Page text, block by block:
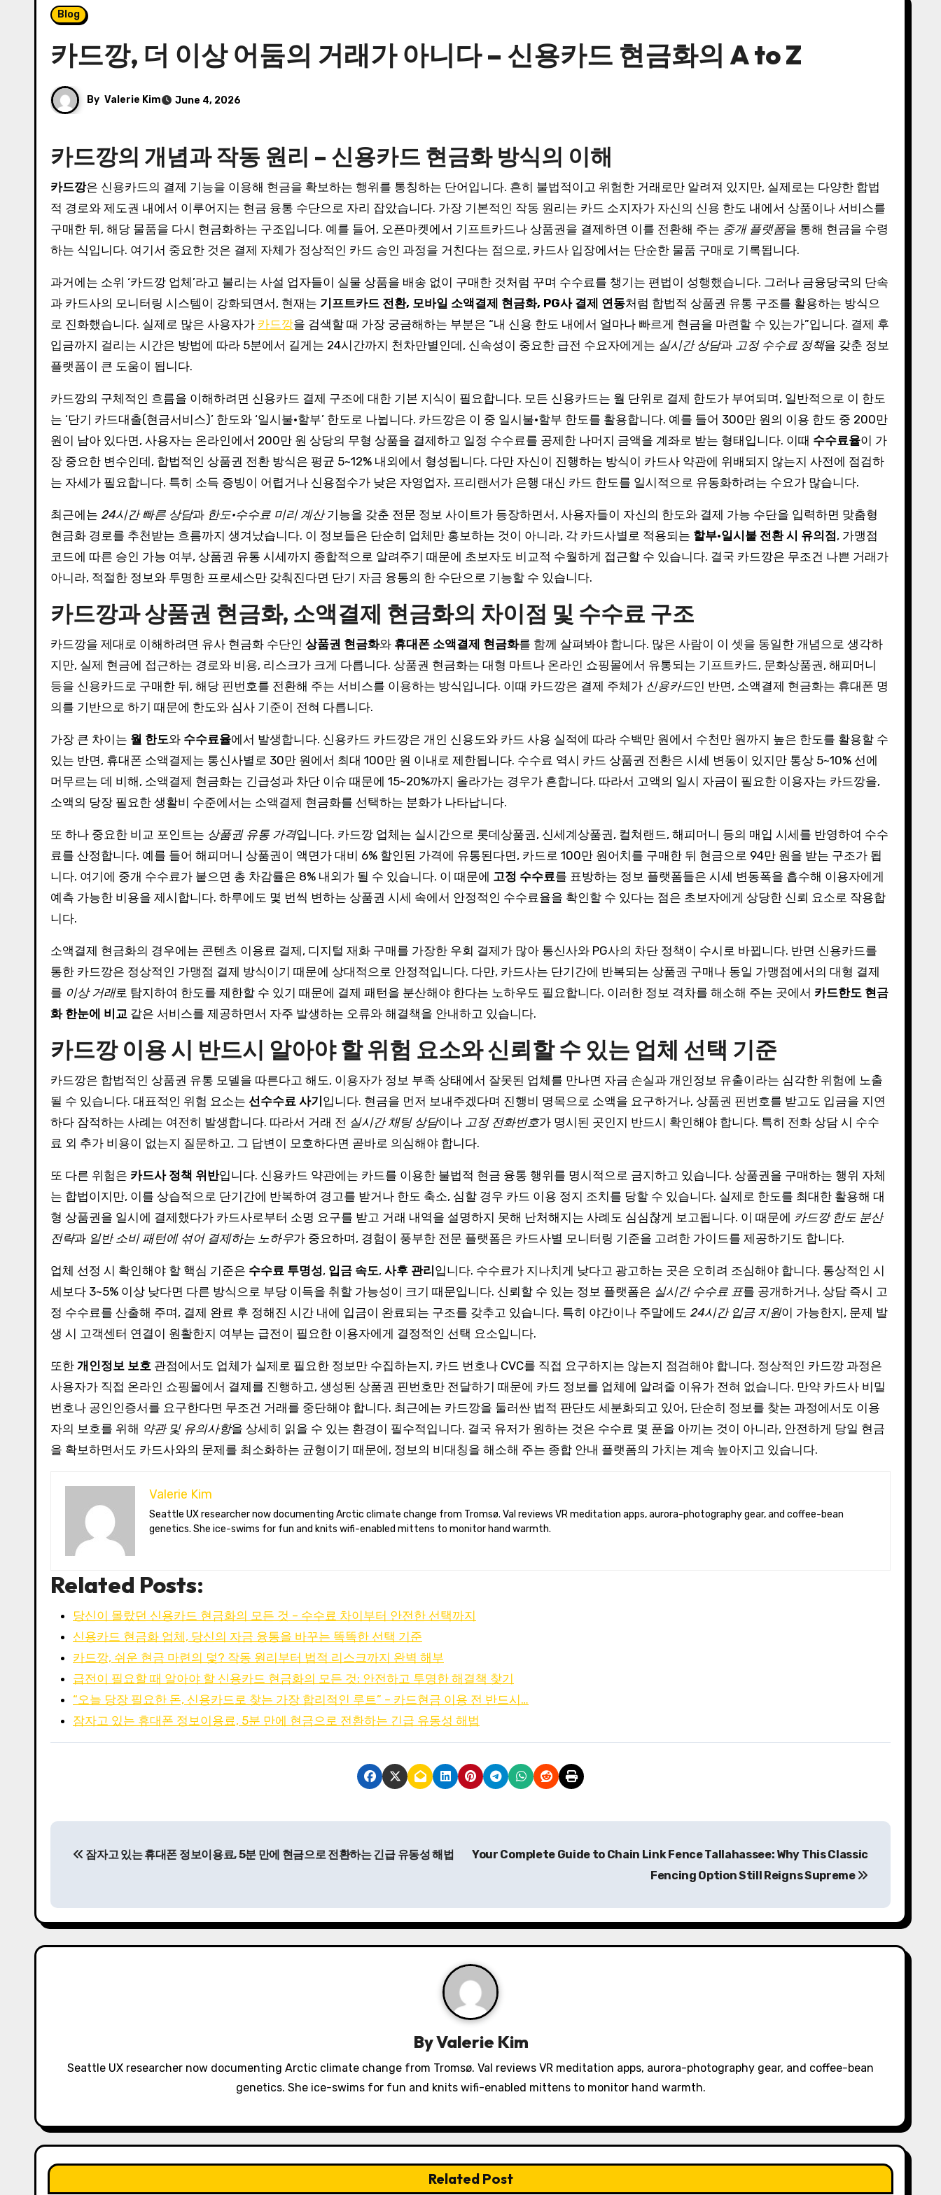
Blog
카드깡, 더 이상 어둠의 거래가 아니다 – 신용카드 현금화의 A to Z
By Valerie Kim June 4, 2026
카드깡의 개념과 작동 원리 – 신용카드 현금화 방식의 이해
카드깡은 신용카드의 결제 기능을 이용해 현금을 확보하는 행위를 통칭하는 단어입니다. 흔히 불법적이고 위험한 거래로만 알려져 있지만, 실제로는 다양한 합법
적 경로와 제도권 내에서 이루어지는 현금 융통 수단으로 자리 잡았습니다. 가장 기본적인 작동 원리는 카드 소지자가 자신의 신용 한도 내에서 상품이나 서비스를
구매한 뒤, 해당 물품을 다시 현금화하는 구조입니다. 예를 들어, 오픈마켓에서 기프트카드나 상품권을 결제하면 이를 전환해 주는 중개 플랫폼을 통해 현금을 수령
하는 식입니다. 여기서 중요한 것은 결제 자체가 정상적인 카드 승인 과정을 거친다는 점으로, 카드사 입장에서는 단순한 물품 구매로 기록됩니다.
과거에는 소위 ‘카드깡 업체’라고 불리는 사설 업자들이 실물 상품을 배송 없이 구매한 것처럼 꾸며 수수료를 챙기는 편법이 성행했습니다. 그러나 금융당국의 단속
과 카드사의 모니터링 시스템이 강화되면서, 현재는 기프트카드 전환, 모바일 소액결제 현금화, PG사 결제 연동처럼 합법적 상품권 유통 구조를 활용하는 방식으
로 진화했습니다. 실제로 많은 사용자가 카드깡을 검색할 때 가장 궁금해하는 부분은 “내 신용 한도 내에서 얼마나 빠르게 현금을 마련할 수 있는가”입니다. 결제 후
입금까지 걸리는 시간은 방법에 따라 5분에서 길게는 24시간까지 천차만별인데, 신속성이 중요한 급전 수요자에게는 실시간 상담과 고정 수수료 정책을 갖춘 정보
플랫폼이 큰 도움이 됩니다.
카드깡의 구체적인 흐름을 이해하려면 신용카드 결제 구조에 대한 기본 지식이 필요합니다. 모든 신용카드는 월 단위로 결제 한도가 부여되며, 일반적으로 이 한도
는 ‘단기 카드대출(현금서비스)’ 한도와 ‘일시불·할부’ 한도로 나뉩니다. 카드깡은 이 중 일시불·할부 한도를 활용합니다. 예를 들어 300만 원의 이용 한도 중 200만
원이 남아 있다면, 사용자는 온라인에서 200만 원 상당의 무형 상품을 결제하고 일정 수수료를 공제한 나머지 금액을 계좌로 받는 형태입니다. 이때 수수료율이 가
장 중요한 변수인데, 합법적인 상품권 전환 방식은 평균 5~12% 내외에서 형성됩니다. 다만 자신이 진행하는 방식이 카드사 약관에 위배되지 않는지 사전에 점검하
는 자세가 필요합니다. 특히 소득 증빙이 어렵거나 신용점수가 낮은 자영업자, 프리랜서가 은행 대신 카드 한도를 일시적으로 유동화하려는 수요가 많습니다.
최근에는 24시간 빠른 상담과 한도·수수료 미리 계산기능을 갖춘 전문 정보 사이트가 등장하면서, 사용자들이 자신의 한도와 결제 가능 수단을 입력하면 맞춤형
현금화 경로를 추천받는 흐름까지 생겨났습니다. 이 정보들은 단순히 업체만 홍보하는 것이 아니라, 각 카드사별로 적용되는 할부·일시불 전환 시 유의점, 가맹점
코드에 따른 승인 가능 여부, 상품권 유통 시세까지 종합적으로 알려주기 때문에 초보자도 비교적 수월하게 접근할 수 있습니다. 결국 카드깡은 무조건 나쁜 거래가
아니라, 적절한 정보와 투명한 프로세스만 갖춰진다면 단기 자금 융통의 한 수단으로 기능할 수 있습니다.
카드깡과 상품권 현금화, 소액결제 현금화의 차이점 및 수수료 구조
카드깡을 제대로 이해하려면 유사 현금화 수단인 상품권 현금화와 휴대폰 소액결제 현금화를 함께 살펴봐야 합니다. 많은 사람이 이 셋을 동일한 개념으로 생각하
지만, 실제 현금에 접근하는 경로와 비용, 리스크가 크게 다릅니다. 상품권 현금화는 대형 마트나 온라인 쇼핑몰에서 유통되는 기프트카드, 문화상품권, 해피머니
등을 신용카드로 구매한 뒤, 해당 핀번호를 전환해 주는 서비스를 이용하는 방식입니다. 이때 카드깡은 결제 주체가 신용카드인 반면, 소액결제 현금화는 휴대폰 명
의를 기반으로 하기 때문에 한도와 심사 기준이 전혀 다릅니다.
가장 큰 차이는 월 한도와 수수료율에서 발생합니다. 신용카드 카드깡은 개인 신용도와 카드 사용 실적에 따라 수백만 원에서 수천만 원까지 높은 한도를 활용할 수
있는 반면, 휴대폰 소액결제는 통신사별로 30만 원에서 최대 100만 원 이내로 제한됩니다. 수수료 역시 카드 상품권 전환은 시세 변동이 있지만 통상 5~10% 선에
머무르는 데 비해, 소액결제 현금화는 긴급성과 차단 이슈 때문에 15~20%까지 올라가는 경우가 흔합니다. 따라서 고액의 일시 자금이 필요한 이용자는 카드깡을,
소액의 당장 필요한 생활비 수준에서는 소액결제 현금화를 선택하는 분화가 나타납니다.
또 하나 중요한 비교 포인트는 상품권 유통 가격입니다. 카드깡 업체는 실시간으로 롯데상품권, 신세계상품권, 컬쳐랜드, 해피머니 등의 매입 시세를 반영하여 수수
료를 산정합니다. 예를 들어 해피머니 상품권이 액면가 대비 6% 할인된 가격에 유통된다면, 카드로 100만 원어치를 구매한 뒤 현금으로 94만 원을 받는 구조가 됩
니다. 여기에 중개 수수료가 붙으면 총 차감률은 8% 내외가 될 수 있습니다. 이 때문에 고정 수수료를 표방하는 정보 플랫폼들은 시세 변동폭을 흡수해 이용자에게
예측 가능한 비용을 제시합니다. 하루에도 몇 번씩 변하는 상품권 시세 속에서 안정적인 수수료율을 확인할 수 있다는 점은 초보자에게 상당한 신뢰 요소로 작용합
니다.
소액결제 현금화의 경우에는 콘텐츠 이용료 결제, 디지털 재화 구매를 가장한 우회 결제가 많아 통신사와 PG사의 차단 정책이 수시로 바뀝니다. 반면 신용카드를
통한 카드깡은 정상적인 가맹점 결제 방식이기 때문에 상대적으로 안정적입니다. 다만, 카드사는 단기간에 반복되는 상품권 구매나 동일 가맹점에서의 대형 결제
를 이상 거래로 탐지하여 한도를 제한할 수 있기 때문에 결제 패턴을 분산해야 한다는 노하우도 필요합니다. 이러한 정보 격차를 해소해 주는 곳에서 카드한도 현금
화 한눈에 비교 같은 서비스를 제공하면서 자주 발생하는 오류와 해결책을 안내하고 있습니다.
카드깡 이용 시 반드시 알아야 할 위험 요소와 신뢰할 수 있는 업체 선택 기준
카드깡은 합법적인 상품권 유통 모델을 따른다고 해도, 이용자가 정보 부족 상태에서 잘못된 업체를 만나면 자금 손실과 개인정보 유출이라는 심각한 위험에 노출
될 수 있습니다. 대표적인 위험 요소는 선수수료 사기 입니다. 현금을 먼저 보내주겠다며 진행비 명목으로 소액을 요구하거나, 상품권 핀번호를 받고도 입금을 지연
하다 잠적하는 사례는 여전히 발생합니다. 따라서 거래 전 실시간 채팅 상담이나 고정 전화번호가 명시된 곳인지 반드시 확인해야 합니다. 특히 전화 상담 시 수수
료 외 추가 비용이 없는지 질문하고, 그 답변이 모호하다면 곧바로 의심해야 합니다.
또 다른 위험은 카드사 정책 위반입니다. 신용카드 약관에는 카드를 이용한 불법적 현금 융통 행위를 명시적으로 금지하고 있습니다. 상품권을 구매하는 행위 자체
는 합법이지만, 이를 상습적으로 단기간에 반복하여 경고를 받거나 한도 축소, 심할 경우 카드 이용 정지 조치를 당할 수 있습니다. 실제로 한도를 최대한 활용해 대
형 상품권을 일시에 결제했다가 카드사로부터 소명 요구를 받고 거래 내역을 설명하지 못해 난처해지는 사례도 심심찮게 보고됩니다. 이 때문에 카드깡 한도 분산
전략과 일반 소비 패턴에 섞어 결제하는 노하우가 중요하며, 경험이 풍부한 전문 플랫폼은 카드사별 모니터링 기준을 고려한 가이드를 제공하기도 합니다.
업체 선정 시 확인해야 할 핵심 기준은 수수료 투명성, 입금 속도, 사후 관리 입니다. 수수료가 지나치게 낮다고 광고하는 곳은 오히려 조심해야 합니다. 통상적인 시
세보다 3~5% 이상 낮다면 다른 방식으로 부당 이득을 취할 가능성이 크기 때문입니다. 신뢰할 수 있는 정보 플랫폼은 실시간 수수료 표를 공개하거나, 상담 즉시 고
정 수수료를 산출해 주며, 결제 완료 후 정해진 시간 내에 입금이 완료되는 구조를 갖추고 있습니다. 특히 야간이나 주말에도 24시간 입금 지원이 가능한지, 문제 발
생 시 고객센터 연결이 원활한지 여부는 급전이 필요한 이용자에게 결정적인 선택 요소입니다.
또한 개인정보 보호 관점에서도 업체가 실제로 필요한 정보만 수집하는지, 카드 번호나 CVC를 직접 요구하지는 않는지 점검해야 합니다. 정상적인 카드깡 과정은
사용자가 직접 온라인 쇼핑몰에서 결제를 진행하고, 생성된 상품권 핀번호만 전달하기 때문에 카드 정보를 업체에 알려줄 이유가 전혀 없습니다. 만약 카드사 비밀
번호나 공인인증서를 요구한다면 무조건 거래를 중단해야 합니다. 최근에는 카드깡을 둘러싼 법적 판단도 세분화되고 있어, 단순히 정보를 찾는 과정에서도 이용
자의 보호를 위해 약관 및 유의사항을 상세히 읽을 수 있는 환경이 필수적입니다. 결국 유저가 원하는 것은 수수료 몇 푼을 아끼는 것이 아니라, 안전하게 당일 현금
을 확보하면서도 카드사와의 문제를 최소화하는 균형이기 때문에, 정보의 비대칭을 해소해 주는 종합 안내 플랫폼의 가치는 계속 높아지고 있습니다.
Valerie Kim
Seattle UX researcher now documenting Arctic climate change from Tromsø. Val reviews VR meditation apps, aurora-photography gear, and coffee-bean
genetics. She ice-swims for fun and knits wifi-enabled mittens to monitor hand warmth.
Related Posts:
당신이 몰랐던 신용카드 현금화의 모든 것 – 수수료 차이부터 안전한 선택까지
신용카드 현금화 업체, 당신의 자금 융통을 바꾸는 똑똑한 선택 기준
카드깡, 쉬운 현금 마련의 덫? 작동 원리부터 법적 리스크까지 완벽 해부
급전이 필요할 때 알아야 할 신용카드 현금화의 모든 것: 안전하고 투명한 해결책 찾기
“오늘 당장 필요한 돈, 신용카드로 찾는 가장 합리적인 루트” – 카드현금 이용 전 반드시…
잠자고 있는 휴대폰 정보이용료, 5분 만에 현금으로 전환하는 긴급 유동성 해법
P
t
n
t
i
o
잠자고 있는 휴대폰 정보이용료, 5분 만에 현금으로 전환하는 긴급 유동성 해법
Your Complete Guide to Chain Link Fence Tallahassee: Why This Classic
Fencing Option Still Reigns Supreme
ByValerie Kim
Seattle UX researcher now documenting Arctic climate change from Tromsø. Val reviews VR meditation apps, aurora-photography gear, and coffee-bean
genetics. She ice-swims for fun and knits wifi-enabled mittens to monitor hand warmth.
Related Post